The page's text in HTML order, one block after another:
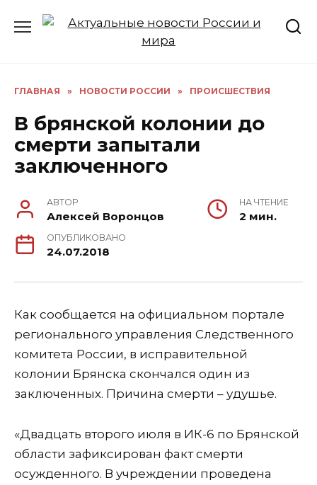
ГЛАВНАЯ » НОВОСТИ РОССИИ » ПРОИСШЕСТВИЯ
В брянской колонии до
смерти запытали
заключенного
АВТОР
Алексей Воронцов
НА ЧТЕНИЕ
2 мин.
ОПУБЛИКОВАНО
24.07.2018
Как сообщается на официальном портале
регионального управления Следственного
комитета России, в исправительной
колонии Брянска скончался один из
заключенных. Причина смерти – удушье.
«Двадцать второго июля в ИК-6 по Брянской
области зафиксирован факт смерти
осужденного. В учреждении проведена